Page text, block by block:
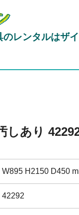
のレンタルはザ
しあり
W895 H2150 D450
42292